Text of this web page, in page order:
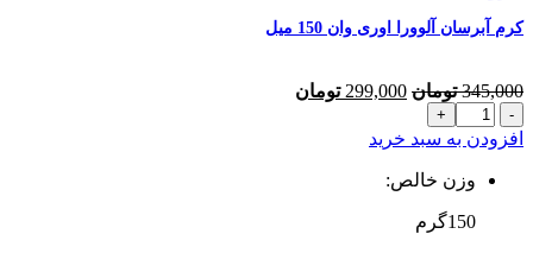
کرم آبرسان آلوورا اوری وان 150 میل
345,000 تومان قیمت
299,000 تومان
کرم
آبرسان
اوری
150
افزودن به سبد خرید
وزن خالص:
150گرم